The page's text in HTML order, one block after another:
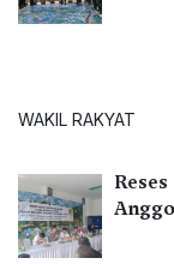
WAKIL RAKYAT